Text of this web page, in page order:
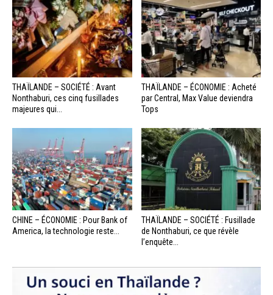
THAÏLANDE – SOCIÉTÉ : Avant
Nonthaburi, ces cinq fusillades
majeures qui...
THAÏLANDE – ÉCONOMIE : Acheté
par Central, Max Value deviendra
Tops
CHINE – ÉCONOMIE : Pour Bank of
America, la technologie reste...
THAÏLANDE – SOCIÉTÉ : Fusillade
de Nonthaburi, ce que révèle
l’enquête...